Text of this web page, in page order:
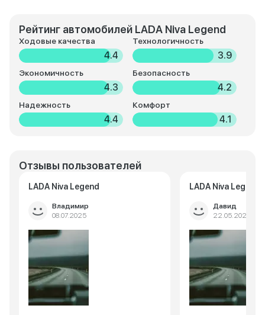
Рейтинг автомобилей LADA Niva Legend
Ходовые качества
4.4
Технологичность
3.9
Экономичность
4.3
Безопасность
4.2
Надежность
4.4
Комфорт
4.1
Отзывы пользователей
LADA Niva Legend
Владимир
08.07.2025
LADA Niva Legend
Давид
22.05.2025